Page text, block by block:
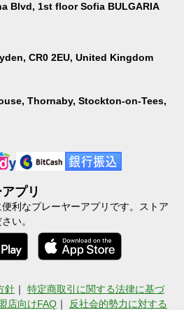
Blvd, 1st floor Sofia BULGARIA
CR0 2EU, United Kingdom
Thornaby, Stockton-on-Tees,
プリ
利なプレーヤーアプリです。ストア
い。
針 ｜ 特定商取引に関する法律に基づ
店向けFAQ ｜ 反社会的勢力に対する